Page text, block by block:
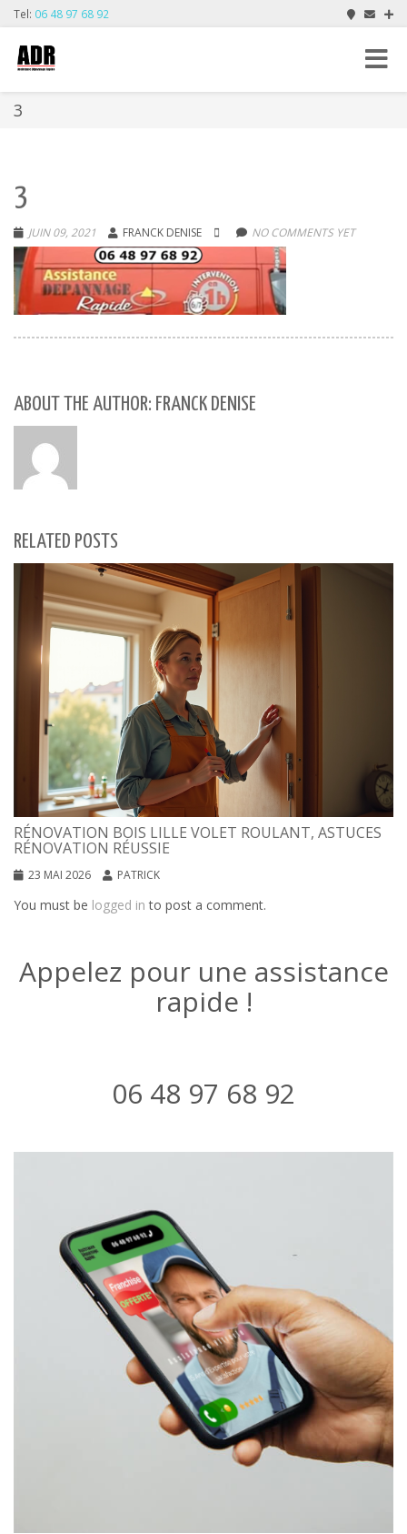
Tel: 06 48 97 68 92
Toggle
3
3
JUIN 09, 2021 FRANCK DENISE NO COMMENTS YET
ABOUT THE AUTHOR: FRANCK DENISE
RELATED POSTS
RÉNOVATION BOIS LILLE VOLET ROULANT, ASTUCES
RÉNOVATION RÉUSSIE
23 MAI 2026 PATRICK
You must be logged in to post a comment.
Appelez pour une assistance
rapide !
06 48 97 68 92